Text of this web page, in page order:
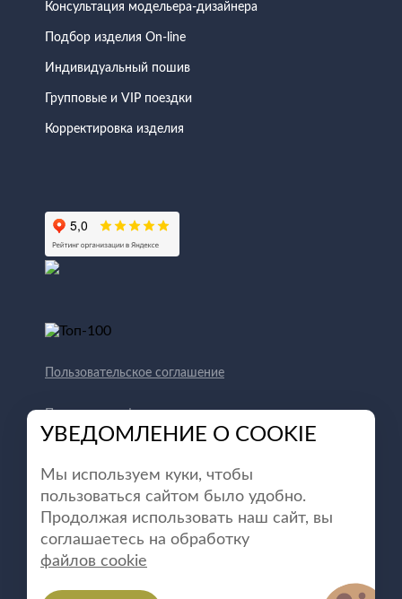
Консультация модельера-дизайнера
Подбор изделия On-line
Индивидуальный пошив
Групповые и VIP поездки
Корректировка изделия
Пользовательское соглашение
УВЕДОМЛЕНИЕ О COOKIE
Мы используем куки, чтобы
пользоваться сайтом было удобно.
Продолжая использовать наш сайт, вы
соглашаетесь на обработку
файлов cookie